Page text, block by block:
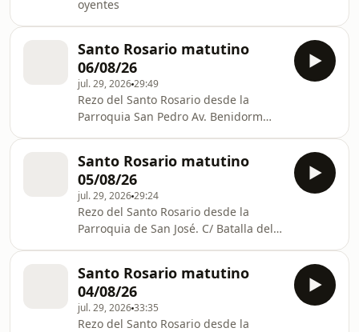
oyentes
Santo Rosario matutino
06/08/26
jul. 29, 202629:49
Rezo del Santo Rosario desde la
Parroquia San Pedro Av. Benidorm
Santo Rosario matutino
05/08/26
jul. 29, 202629:24
Rezo del Santo Rosario desde la
Parroquia de San José. C/ Batalla del
Santo Rosario matutino
04/08/26
jul. 29, 202633:35
Rezo del Santo Rosario desde la